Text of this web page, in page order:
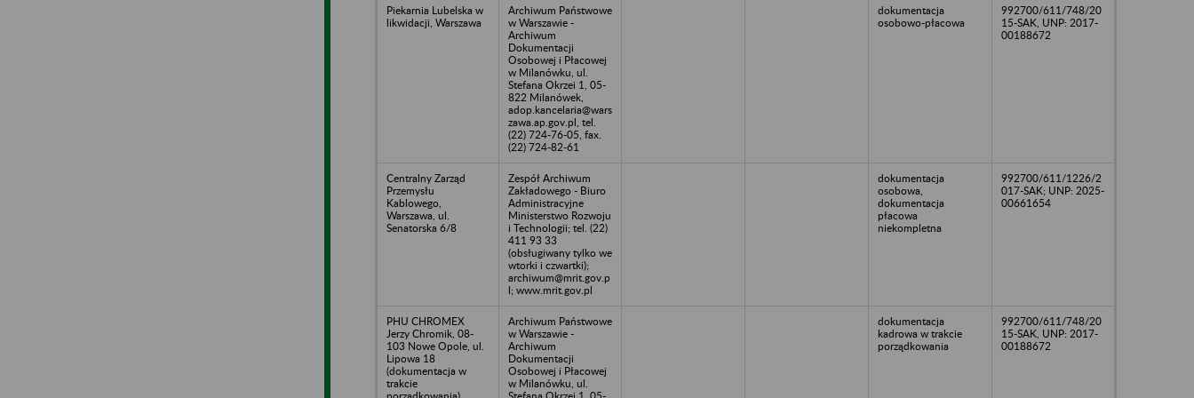
Piekarnia Lubelska w
likwidacji, Warszawa
Archiwum Państwowe
w Warszawie -
Archiwum
Dokumentacji
Osobowej i Płacowej
w Milanówku, ul.
Stefana Okrzei 1, 05-
822 Milanówek,
adop.kancelaria@wars
zawa.ap.gov.pl, tel.
(22) 724-76-05, fax.
(22) 724-82-61
dokumentacja
osobowo-płacowa
992700/611/748/20
15-SAK, UNP: 2017-
00188672
Centralny Zarząd
Przemysłu
Kablowego,
Warszawa, ul.
Senatorska 6/8
Zespół Archiwum
Zakładowego - Biuro
Administracyjne
Ministerstwo Rozwoju
i Technologii; tel. (22)
411 93 33
(obsługiwany tylko we
wtorki i czwartki);
archiwum@mrit.gov.p
l; www.mrit.gov.pl
dokumentacja
osobowa,
dokumentacja
płacowa
niekompletna
992700/611/1226/2
017-SAK; UNP: 2025-
00661654
PHU CHROMEX
Jerzy Chromik, 08-
103 Nowe Opole, ul.
Lipowa 18
(dokumentacja w
trakcie
Archiwum Państwowe
w Warszawie -
Archiwum
Dokumentacji
Osobowej i Płacowej
w Milanówku, ul.
dokumentacja
kadrowa w trakcie
porządkowania
992700/611/748/20
15-SAK, UNP: 2017-
00188672